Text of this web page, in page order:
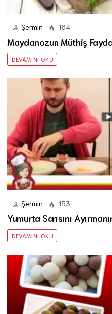
Şermin 164
Maydanozun Müthiş
DEVAMINI OKU
Şermin 153
Yumurta Sarısını
DEVAMINI OKU